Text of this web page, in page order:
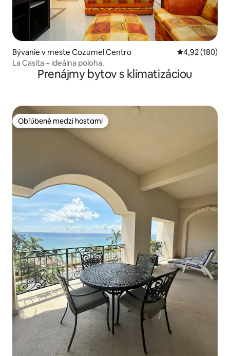
Bývanie v meste Cozumel Centro Priemerné
4,92 (180)
La Casita – ideálna poloha.
Prenájmy bytov s klimatizáciou
Obľúbené medzi hosťami
Obľúbené medzi hosťami